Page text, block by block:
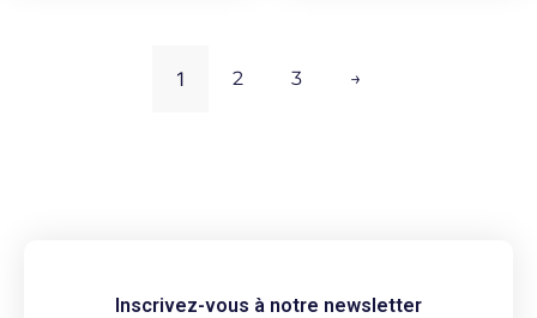
1 2 3 →
Inscrivez-vous à notre newsletter